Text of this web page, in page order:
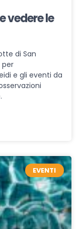
vedere le
di San
per
e gli eventi da
EVENTI